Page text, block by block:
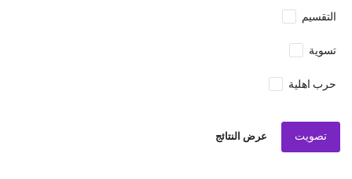
التقسيم
تسوية
حرب اهلية
تصويت عرض النتائج